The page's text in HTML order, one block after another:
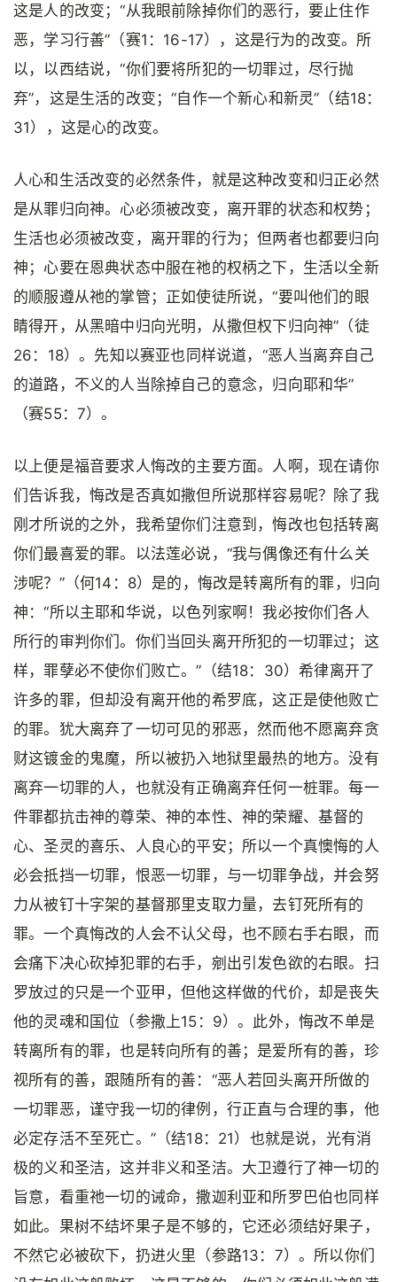
这是人的改变；“从我眼前除掉你们的恶行，要止住作
恶，学习行善”（赛1：16-17），这是行为的改变。所
以，以西结说，“你们要将所犯的一切罪过，尽行抛
弃”，这是生活的改变；“自作一个新心和新灵”（结18：
31），这是心的改变。
人心和生活改变的必然条件，就是这种改变和归正必然
是从罪归向神。心必须被改变，离开罪的状态和权势；
生活也必须被改变，离开罪的行为；但两者也都要归向
神；心要在恩典状态中服在祂的权柄之下，生活以全新
的顺服遵从祂的掌管；正如使徒所说，“要叫他们的眼
睛得开，从黑暗中归向光明，从撒但权下归向神”（徒
26：18）。先知以赛亚也同样说道，“恶人当离弃自己
的道路，不义的人当除掉自己的意念，归向耶和华”
（赛55：7）。
以上便是福音要求人悔改的主要方面。人啊，现在请你
们告诉我，悔改是否真如撒但所说那样容易呢？除了我
刚才所说的之外，我希望你们注意到，悔改也包括转离
你们最喜爱的罪。以法莲必说，“我与偶像还有什么关
涉呢？”（何14：8）是的，悔改是转离所有的罪，归向
神：“所以主耶和华说，以色列家啊！我必按你们各人
所行的审判你们。你们当回头离开所犯的一切罪过；这
样，罪孽必不使你们败亡。”（结18：30）希律离开了
许多的罪，但却没有离开他的希罗底，这正是使他败亡
的罪。犹大离弃了一切可见的邪恶，然而他不愿离弃贪
财这镀金的鬼魔，所以被扔入地狱里最热的地方。没有
离弃一切罪的人，也就没有正确离弃任何一桩罪。每一
件罪都抗击神的尊荣、神的本性、神的荣耀、基督的
心、圣灵的喜乐、人良心的平安；所以一个真懊悔的人
必会抵挡一切罪，恨恶一切罪，与一切罪争战，并会努
力从被钉十字架的基督那里支取力量，去钉死所有的
罪。一个真悔改的人会不认父母，也不顾右手右眼，而
会痛下决心砍掉犯罪的右手，剜出引发色欲的右眼。扫
罗放过的只是一个亚甲，但他这样做的代价，却是丧失
他的灵魂和国位（参撒上15：9）。此外，悔改不单是
转离所有的罪，也是转向所有的善；是爱所有的善，珍
视所有的善，跟随所有的善：“恶人若回头离开所做的
一切罪恶，谨守我一切的律例，行正直与合理的事，他
必定存活不至死亡。”（结18：21）也就是说，光有消
极的义和圣洁，这并非义和圣洁。大卫遵行了神一切的
旨意，看重祂一切的诫命，撒迦利亚和所罗巴伯也同样
如此。果树不结坏果子是不够的，它还必须结好果子，
不然它必被砍下，扔进火里（参路13：7）。所以你们